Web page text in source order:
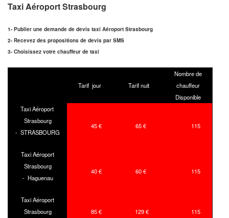
Taxi Aéroport Strasbourg
1- Publier une demande de devis taxi Aéroport Strasbourg
2- Recevez des propositions de devis par SMS
3- Choisissez votre chauffeur de taxi
Tarif jour Tarif nuit
Nombre de
chauffeur
Disponible
Taxi Aéroport
Strasbourg
- STRASBOURG
45 € 65 € 115
Taxi Aéroport
Strasbourg
- Haguenau
40 € 60 € 115
Taxi Aéroport
Strasbourg
85 € 129 € 115